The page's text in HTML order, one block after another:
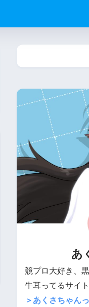
あ
競プロ大好き、
牛耳ってるサイト
＞あくさちゃん